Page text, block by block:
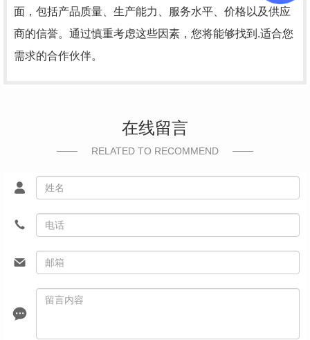
面，包括产品质量、生产能力、服务水平、价格以及供应
商的信誉。通过慎重考虑这些因素，您将能够找到.适合您
需求的合作伙伴。
在线留言
RELATED TO RECOMMEND